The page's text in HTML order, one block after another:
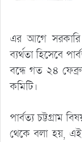
এর আগে সরকারি
ব্যর্থতা হিসেবে
বন্ধে গত ২৪
কমিটি।
পার্বত্য চট্টগ্রাম
থেকে বলা হয়, এই